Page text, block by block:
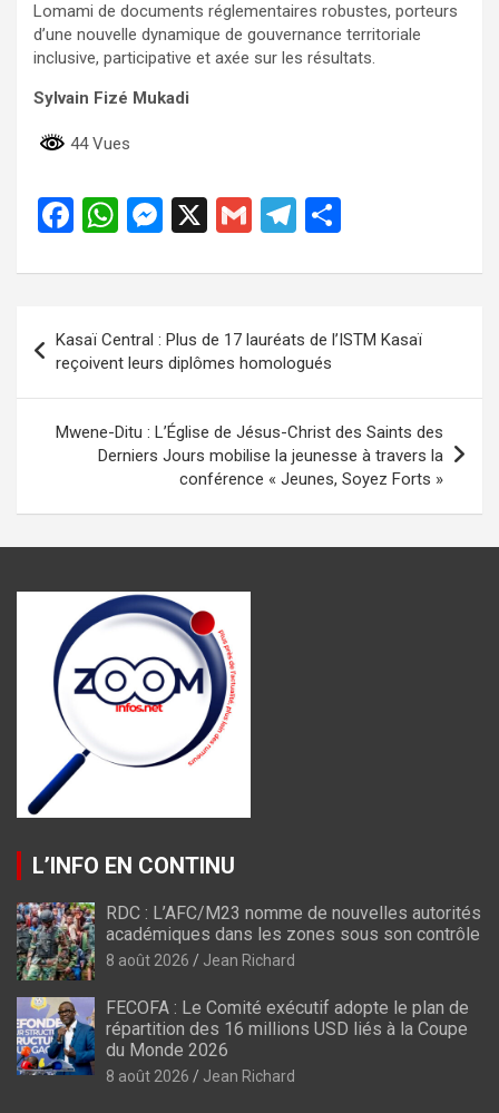
Lomami de documents réglementaires robustes, porteurs
d’une nouvelle dynamique de gouvernance territoriale
inclusive, participative et axée sur les résultats.
Sylvain Fizé Mukadi
44 Vues
F
ce
b
o
o
k
W
at
A
p
p
M
se
n
g
er
X
G
ail
T
e
gr
a
m
ta
g
er
de
l’article
Kasaï Central : Plus de 17 lauréats de l’ISTM Kasaï
reçoivent leurs diplômes homologués
Mwene-Ditu : L’Église de Jésus-Christ des Saints des
Derniers Jours mobilise la jeunesse à travers la
conférence « Jeunes, Soyez Forts »
L’INFO EN CONTINU
RDC : L’AFC/M23 nomme de nouvelles autorités
académiques dans les zones sous son contrôle
8 août 2026 Jean Richard
FECOFA : Le Comité exécutif adopte le plan de
répartition des 16 millions USD liés à la Coupe
du Monde 2026
8 août 2026 Jean Richard